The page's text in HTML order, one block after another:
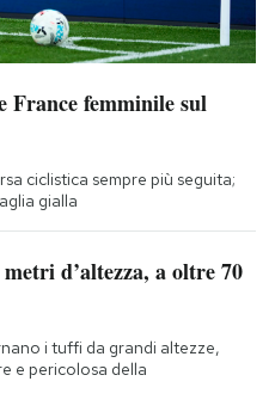
France femminile sul
ciclistica sempre più seguita;
gialla
d’altezza, a oltre 70
i tuffi da grandi altezze,
e pericolosa della